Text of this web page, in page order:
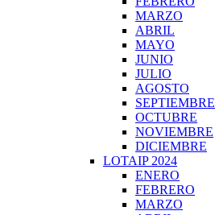
MARZO
ABRIL
MAYO
JUNIO
JULIO
AGOSTO
SEPTIEMBRE
OCTUBRE
NOVIEMBRE
DICIEMBRE
LOTAIP 2024
ENERO
FEBRERO
MARZO